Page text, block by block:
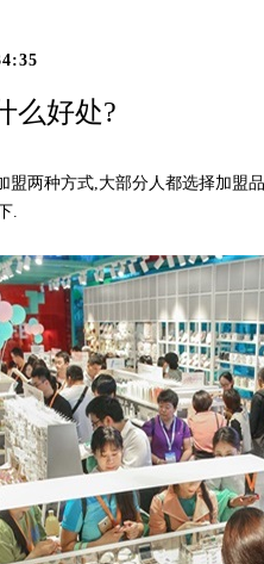
么好处?
两种方式,大部分人都选择加盟
.